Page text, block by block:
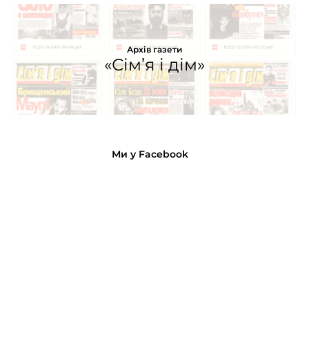
Архів газети
«Сім’я і дім»
Ми у Facebook